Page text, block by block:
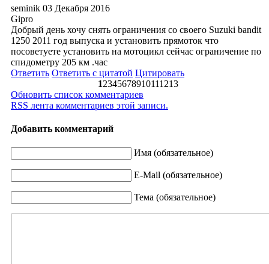
seminik 03 Декабря 2016
Gipro
Добрый день хочу снять ограничения со своего Suzuki bandit
1250 2011 год выпуска и установить прямоток что
посоветуете установить на мотоцикл сейчас ограничение по
спидометру 205 км .час
Ответить Ответить с цитатой Цитировать
12345678910111213
Обновить список комментариев
RSS лента комментариев этой записи.
Добавить комментарий
Имя (обязательное)
E-Mail (обязательное)
Тема (обязательное)